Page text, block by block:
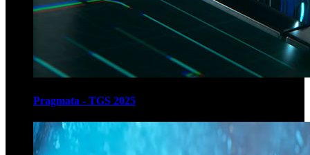
Pragmata - TGS 2025